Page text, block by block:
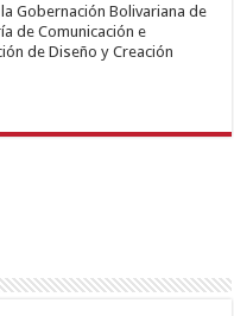
Gobernación Bolivariana de
de Comunicación e
de Diseño y Creación